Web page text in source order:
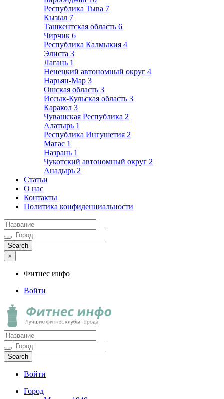
Республика Тыва 7
Кызыл 7
Ташкентская область 6
Чирчик 6
Республика Калмыкия 4
Элиста 3
Лагань 1
Ненецкий автономный округ 4
Нарьян-Мар 3
Ошская область 3
Иссык-Кульская область 3
Каракол 3
Чувашская Республика 2
Алатырь 1
Республика Ингушетия 2
Магас 1
Назрань 1
Чукотский автономный округ 2
Анадырь 2
Статьи
О нас
Контакты
Политика конфиденциальности
×
Фитнес инфо
Войти
Фитнес инфо
Лучшие фитнес клубы города
Войти
Город